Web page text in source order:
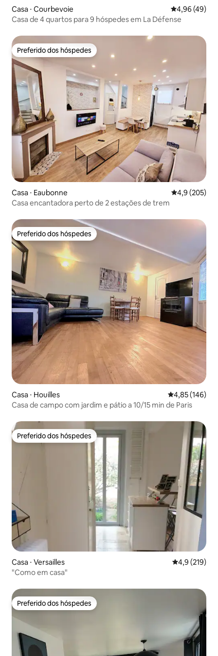
Casa ⋅ Courbevoie 4,96 de uma
4,96 (49)
Casa de 4 quartos para 9 hóspedes em La Défense
Preferido dos hóspedes
Preferido dos hóspedes
Casa ⋅ Eaubonne 4,9 de uma
4,9 (205)
Casa encantadora perto de 2 estações de trem
Preferido dos hóspedes
Preferido dos hóspedes
Casa ⋅ Houilles 4,85 de uma
4,85 (146)
Casa de campo com jardim e pátio a 10/15 min de Paris
Preferido dos hóspedes
Preferido dos hóspedes
Casa ⋅ Versailles 4,9 de uma
4,9 (219)
"Como em casa"
Preferido dos hóspedes
Preferido dos hóspedes